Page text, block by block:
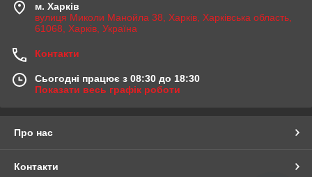
м. Харків
вулиця Миколи Манойла 38, Харків, Харківська область,
61068, Харків, Україна
Контакти
Сьогодні працює з 08:30 до 18:30
Показати весь графік роботи
Про нас
Контакти